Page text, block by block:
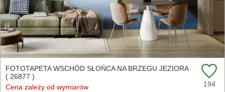
FOTOTAPETA WSCHÓD SŁOŃCA NA BRZEGU JEZIORA
( 26877 )
Cena zależy od wymiarów
194